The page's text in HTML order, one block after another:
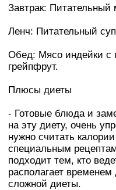
Зaвтpaк: Питательный
Ленч: Питательный
Обед: Мясо индейки с
грейпфрут.
Плюсы диеты
- Готовые блюда и
на эту диету, очень
нужно считать
специальным
подходит тем, кто
располагает
сложной диеты.